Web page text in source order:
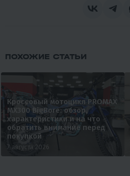
ПОХОЖИЕ СТАТЬИ
Кроссовый мотоцикл PROMAX
MX300 BigBore: обзор,
характеристики и на что
обратить внимание перед
покупкой
7 августа 2026